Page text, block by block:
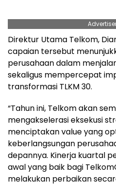
Direktur Utama Telkom,
capaian tersebut
perusahaan dalam
sekaligus mempercepat
transformasi TLKM 30.
“Tahun ini, Telkom akan
mengakselerasi eksekusi
menciptakan value yang
keberlangsungan
depannya. Kinerja kuartal
awal yang baik bagi
melakukan perbaikan